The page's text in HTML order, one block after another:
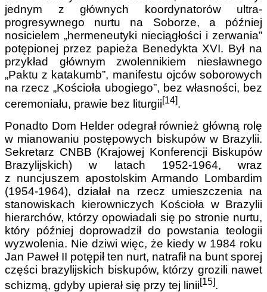
jednym z głównych koordynatorów ultra-
progresywnego nurtu na Soborze, a później
nosicielem „hermeneutyki nieciągłości i zerwania”
potępionej przez papieża Benedykta XVI. Był na
przykład głównym zwolennikiem niesławnego
„Paktu z katakumb”, manifestu ojców soborowych
na rzecz „Kościoła ubogiego”, bez własności, bez
ceremoniału, prawie bez liturgii[14].
Ponadto Dom Helder odegrał również główną rolę
w mianowaniu postępowych biskupów w Brazylii.
Sekretarz CNBB (Krajowej Konferencji Biskupów
Brazylijskich) w latach 1952-1964, wraz
z nuncjuszem apostolskim Armando Lombardim
(1954-1964), działał na rzecz umieszczenia na
stanowiskach kierowniczych Kościoła w Brazylii
hierarchów, którzy opowiadali się po stronie nurtu,
który później doprowadził do powstania teologii
wyzwolenia. Nie dziwi więc, że kiedy w 1984 roku
Jan Paweł II potępił ten nurt, natrafił na bunt sporej
części brazylijskich biskupów, którzy grozili nawet
schizmą, gdyby upierał się przy tej linii[15].